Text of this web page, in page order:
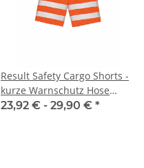
Result Safety Cargo Shorts -
kurze Warnschutz Hose
orange XS - 4XL
23,92 € - 29,90 € *